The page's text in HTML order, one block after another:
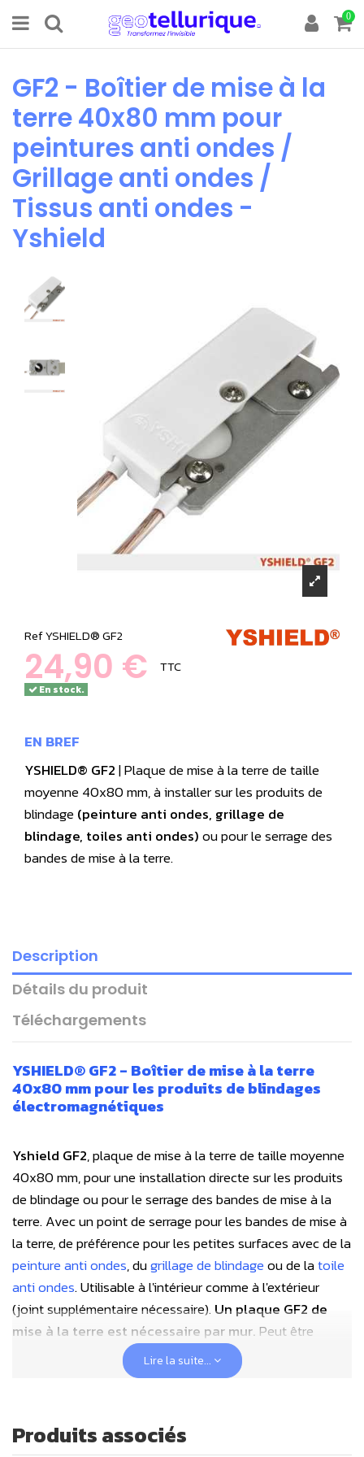
0
GF2 - Boîtier de mise à la
terre 40x80 mm pour
peintures anti ondes /
Grillage anti ondes /
Tissus anti ondes -
Yshield
RefYSHIELD® GF2
24,90 € TTC
En stock.
EN BREF
YSHIELD® GF2| Plaque de mise à la terre de taille
moyenne 40x80 mm, à installer sur les produits de
blindage(peinture anti ondes, grillage de
blindage, toiles anti ondes)ou pour le serrage des
bandes de mise à la terre.
Description
Détails du produit
Téléchargements
YSHIELD® GF2 - Boîtier de mise à la terre
40x80 mmpour les produits de blindages
électromagnétiques
Yshield GF2, plaque de mise à la terre de taille moyenne
40x80 mm, pour une installation directe sur les produits
de blindage ou pour le serrage des bandes de mise à la
terre. Avec un point de serrage pour les bandes de mise à
la terre, de préférence pour les petites surfaces avec de la
peinture anti ondes, dugrillage de blindageou de latoile
anti ondes. Utilisable à l'intérieur comme à l'extérieur
(joint supplémentaire nécessaire). Un plaque GF2 de
mise à la terre est nécessaire par mur.Peut être
encastrée dans un mur de placo grâce à sa hauteur de 11
Connectivité :
1 point de serrage. 2 raccords de câble
Lire la suite...
Produits associés